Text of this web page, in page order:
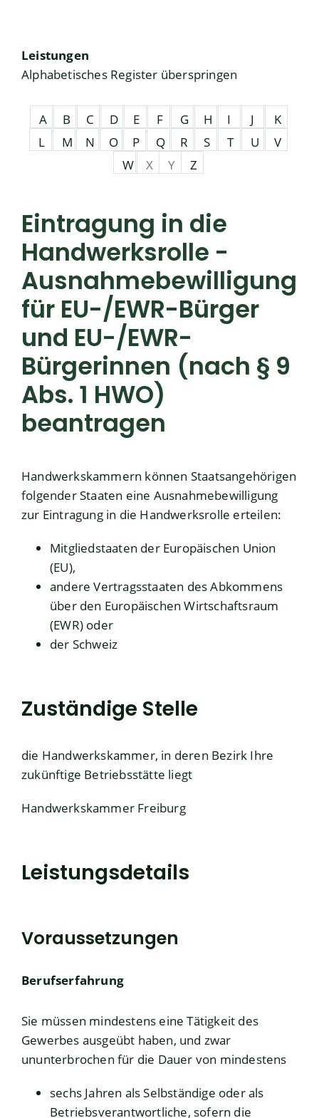
Leistungen
Alphabetisches Register überspringen
A B C D E F G H I J
K
L
M N O P Q R S T U
V
W
X Y Z
Eintragung in die
Handwerksrolle -
Ausnahmebewilligung
für EU-/EWR-Bürger
und EU-/EWR-
Bürgerinnen (nach § 9
Abs. 1 HWO)
beantragen
Handwerkskammern können Staatsangehörigen
folgender Staaten eine Ausnahmebewilligung
zur Eintragung in die Handwerksrolle erteilen:
Mitgliedstaaten der Europäischen Union
(EU),
andere Vertragsstaaten des Abkommens
über den Europäischen Wirtschaftsraum
(EWR) oder
der Schweiz
Zuständige Stelle
die Handwerkskammer, in deren Bezirk Ihre
zukünftige Betriebsstätte liegt
Handwerkskammer Freiburg
Leistungsdetails
Voraussetzungen
Berufserfahrung
Sie müssen mindestens eine Tätigkeit des
Gewerbes ausgeübt haben, und zwar
ununterbrochen für die Dauer von mindestens
sechs Jahren als Selbständige oder als
Betriebsverantwortliche, sofern die